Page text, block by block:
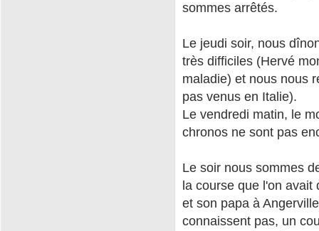
sommes arrêtés.
Le jeudi soir, nous
très difficiles (Hervé
maladie) et nous nous
pas venus en Italie).
Le vendredi matin, le
chronos ne sont pas
Le soir nous sommes
la course que l'on
et son papa à
connaissent pas, un